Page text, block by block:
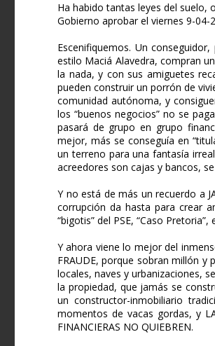
Ha habido tantas leyes del suelo,
Gobierno aprobar el viernes 9-
Escenifiquemos. Un
estilo Maciá Alavedra, compran
la nada, y con sus amiguetes
pueden construir un porrón de
comunidad autónoma, y
los “buenos negocios” no se
pasará de grupo en grupo
mejor, más se conseguía en
un terreno para una fantasía
acreedores son cajas y bancos,
Y no está de más un recuerdo a
corrupción da hasta para crear
“bigotis” del PSE, “Caso
Y ahora viene lo mejor del
FRAUDE, porque sobran millón
locales, naves y urbanizaciones,
la propiedad, que jamás se
un constructor-inmobiliario
momentos de vacas gordas, y LA
FINANCIERAS NO QUIEBREN.